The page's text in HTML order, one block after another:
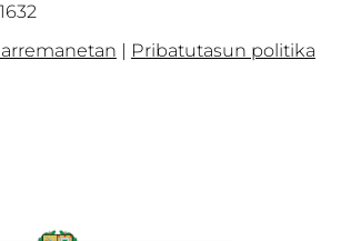
| Pribatutasun politika